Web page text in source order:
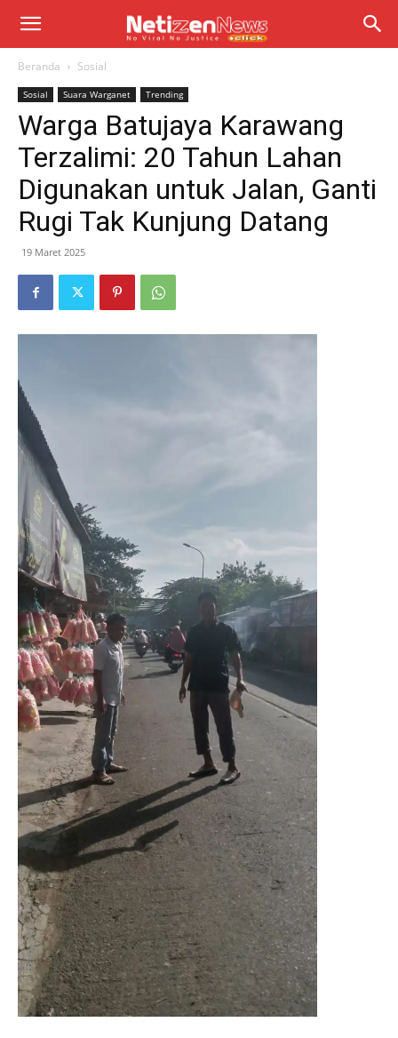
Beranda Sosial
Sosial Suara Warganet Trending
Warga Batujaya Karawang
Terzalimi: 20 Tahun Lahan
Digunakan untuk Jalan, Ganti
Rugi Tak Kunjung Datang
19 Maret 2025